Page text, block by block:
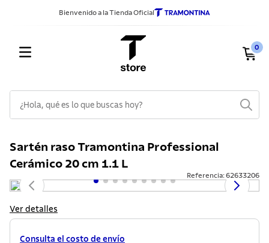
Bienvenido a la Tienda Oficial
0
Sartén raso Tramontina Professional
Cerámico 20 cm 1.1 L
Referencia:62633206
Ver detalles
Consulta el costo de envío
1.
sarten
2 .
ollas
cuchillos
4.
cubiertos
5
juego ollas